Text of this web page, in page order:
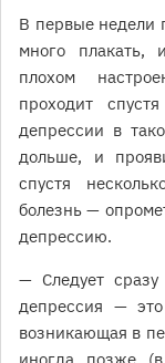
В первые недели
много плакать,
плохом
проходит
депрессии в
дольше, и
спустя
болезнь —
депрессию.
— Следует сразу
депрессия — это
возникающая в